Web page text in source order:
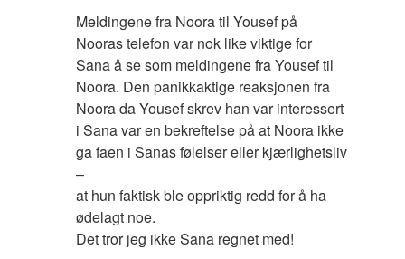
Meldingene fra Noora til Yousef på
Nooras telefon var nok like viktige for
Sana å se som meldingene fra Yousef til
Noora. Den panikkaktige reaksjonen fra
Noora da Yousef skrev han var interessert
i Sana var en bekreftelse på at Noora ikke
ga faen i Sanas følelser eller kjærlighetsliv
–
at hun faktisk ble oppriktig redd for å ha
ødelagt noe.
Det tror jeg ikke Sana regnet med!